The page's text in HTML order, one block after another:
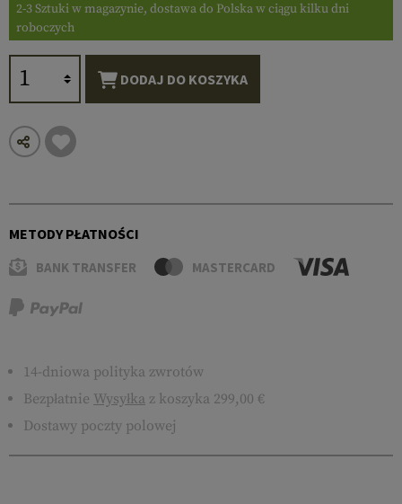
2-3 Sztuki w magazynie, dostawa do Polska w ciągu kilku dni
roboczych
DODAJ DO KOSZYKA
METODY PŁATNOŚCI
BANK TRANSFER MASTERCARD
14-dniowa polityka zwrotów
Bezpłatnie Wysyłka z koszyka 299,00 €
Dostawy poczty polowej